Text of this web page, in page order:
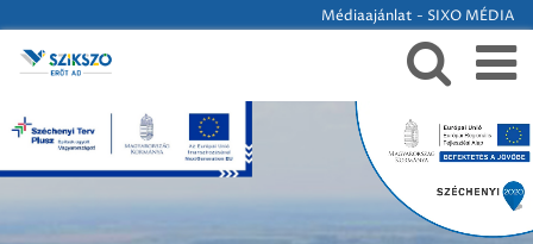
Médiaajánlat - SIXO MÉDIA